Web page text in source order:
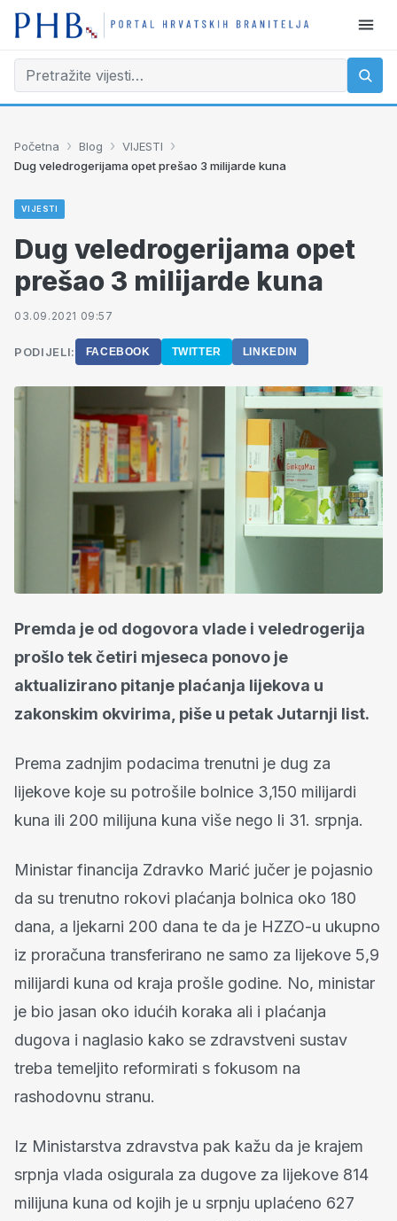
Početna › Blog › VIJESTI ›
Dug veledrogerijama opet prešao 3 milijarde kuna
VIJESTI
Dug veledrogerijama opet
prešao 3 milijarde kuna
03.09.2021 09:57
PODIJELI: FACEBOOK TWITTER LINKEDIN
Premda je od dogovora vlade i veledrogerija
prošlo tek četiri mjeseca ponovo je
aktualizirano pitanje plaćanja lijekova u
zakonskim okvirima, piše u petak Jutarnji list.
Prema zadnjim podacima trenutni je dug za
lijekove koje su potrošile bolnice 3,150 milijardi
kuna ili 200 milijuna kuna više nego li 31. srpnja.
Ministar financija Zdravko Marić jučer je pojasnio
da su trenutno rokovi plaćanja bolnica oko 180
dana, a ljekarni 200 dana te da je HZZO-u ukupno
iz proračuna transferirano ne samo za lijekove 5,9
milijardi kuna od kraja prošle godine. No, ministar
je bio jasan oko idućih koraka ali i plaćanja
dugova i naglasio kako se zdravstveni sustav
treba temeljito reformirati s fokusom na
rashodovnu stranu.
Iz Ministarstva zdravstva pak kažu da je krajem
srpnja vlada osigurala za dugove za lijekove 814
milijuna kuna od kojih je u srpnju uplaćeno 627